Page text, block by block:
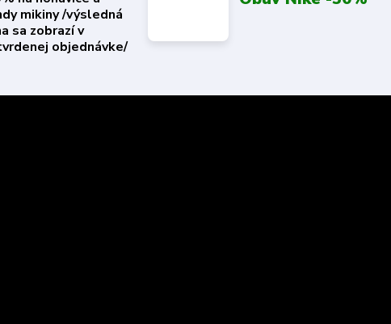
mikiny /výsledná
sa zobrazí v
objednávke/